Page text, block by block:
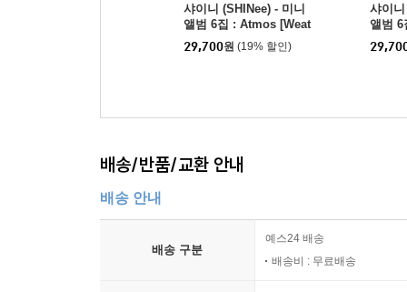
샤이니 (SHINee) - 미니
앨범 6집 : Atmos [Weat
her Rock Ver.](스마트앨
범) [TAEMIN ver.]
29,700원 (19% 할인)
샤이
앨범
her
범)
배송/반품/교환 안내
배송 안내
배송 구분
예스24 배송
배송비 : 무료배송